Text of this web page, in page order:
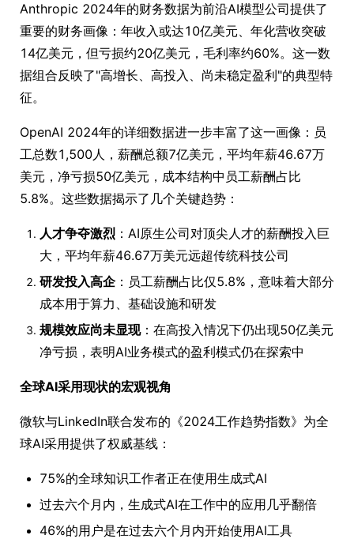
Anthropic 2024年的财务数据为前沿AI模型公司提供了
重要的财务画像：年收入或达10亿美元、年化营收突破
14亿美元，但亏损约20亿美元，毛利率约60%。这一数
据组合反映了"高增长、高投入、尚未稳定盈利"的典型特
征。
OpenAI 2024年的详细数据进一步丰富了这一画像：员
工总数1,500人，薪酬总额7亿美元，平均年薪46.67万
美元，净亏损50亿美元，成本结构中员工薪酬占比
5.8%。这些数据揭示了几个关键趋势：
人才争夺激烈 ：AI原生公司对顶尖人才的薪酬投入巨
大，平均年薪46.67万美元远超传统科技公司
研发投入高企：员工薪酬占比仅5.8%，意味着大部分
成本用于算力、基础设施和研发
规模效应尚未显现：在高投入情况下仍出现50亿美元
净亏损，表明AI业务模式的盈利模式仍在探索中
全球AI采用现状的宏观视角
微软与LinkedIn联合发布的《2024工作趋势指数》为全
球AI采用提供了权威基线：
75%的全球知识工作者正在使用生成式AI
过去六个月内，生成式AI在工作中的应用几乎翻倍
46%的用户是在过去六个月内开始使用AI工具